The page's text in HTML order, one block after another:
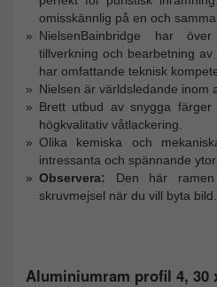
omisskännlig på en och samma
NielsenBainbridge har
tillverkning och bearbetning
har omfattande teknisk
Nielsen är världsledande inom
Brett utbud av snygga
högkvalitativ våtlackering.
Olika kemiska och
intressanta och spännande ytor.
Observera: Den här
skruvmejsel när du vill byta bild.
Aluminiumram profil 4, 30